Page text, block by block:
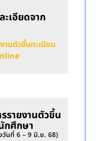
เอียดจาก
านตัวขึ้นทะเบียน
รายงานตัวขึ้น
กศึกษา
วันที่ 6 – 9 มิ.ย. 68)